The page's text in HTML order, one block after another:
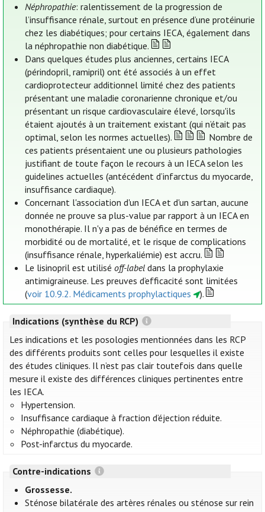
Néphropathie: ralentissement de la progression de
l’insuffisance rénale, surtout en présence d’une protéinurie
chez les diabétiques; pour certains IECA, également dans
la néphropathie non diabétique.
Dans quelques études plus anciennes, certains IECA
(périndopril, ramipril) ont été associés à un effet
cardioprotecteur additionnel limité chez des patients
présentant une maladie coronarienne chronique et/ou
présentant un risque cardiovasculaire élevé, lorsqu'ils
étaient ajoutés à un traitement existant (qui n’était pas
optimal, selon les normes actuelles).
Nombre de
ces patients présentaient une ou plusieurs pathologies
justifiant de toute façon le recours à un IECA selon les
guidelines actuelles (antécédent d’infarctus du myocarde,
insuffisance cardiaque).
Concernant l'association d'un IECA et d'un sartan, aucune
donnée ne prouve sa plus-value par rapport à un IECA en
monothérapie. Il n'y a pas de bénéfice en termes de
morbidité ou de mortalité, et le risque de complications
(insuffisance rénale, hyperkaliémie) est accru.
Le lisinopril est utiliséoff-label dans la prophylaxie
antimigraineuse. Les preuves d’efficacité sont limitées
(voir 10.9.2. Médicaments prophylactiques ).
Indications (synthèse du RCP)
Les indications et les posologies mentionnées dans les RCP
des différents produits sont celles pour lesquelles il existe
des études cliniques. Il n’est pas clair toutefois dans quelle
mesure il existe des différences cliniques pertinentes entre
les IECA.
Hypertension.
Insuffisance cardiaque à fraction d’éjection réduite.
Néphropathie (diabétique).
Post-infarctus du myocarde.
Contre-indications
Grossesse.
Sténose bilatérale des artères rénales ou sténose sur rein